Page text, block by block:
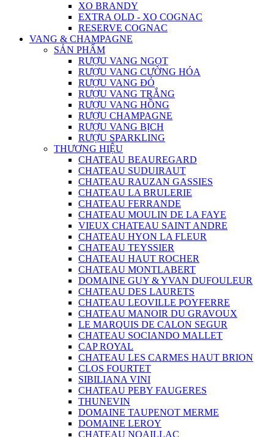
XO BRANDY
EXTRA OLD - XO COGNAC
RESERVE COGNAC
VANG & CHAMPAGNE
SẢN PHẨM
RƯỢU VANG NGỌT
RƯỢU VANG CƯỜNG HÓA
RƯỢU VANG ĐỎ
RƯỢU VANG TRẮNG
RƯỢU VANG HỒNG
RƯỢU CHAMPAGNE
RƯỢU VANG BỊCH
RƯỢU SPARKLING
THƯƠNG HIỆU
CHATEAU BEAUREGARD
CHATEAU SUDUIRAUT
CHATEAU RAUZAN GASSIES
CHATEAU LA BRULERIE
CHATEAU FERRANDE
CHATEAU MOULIN DE LA FAYE
VIEUX CHATEAU SAINT ANDRE
CHATEAU HYON LA FLEUR
CHATEAU TEYSSIER
CHATEAU HAUT ROCHER
CHATEAU MONTLABERT
DOMAINE GUY & YVAN DUFOULEUR
CHATEAU DES LAURETS
CHATEAU LEOVILLE POYFERRE
CHATEAU MANOIR DU GRAVOUX
LE MARQUIS DE CALON SEGUR
CHATEAU SOCIANDO MALLET
CAP ROYAL
CHATEAU LES CARMES HAUT BRION
CLOS FOURTET
SIBILIANA VINI
CHATEAU PEBY FAUGERES
THUNEVIN
DOMAINE TAUPENOT MERME
DOMAINE LEROY
CHATEAU NOAILLAC